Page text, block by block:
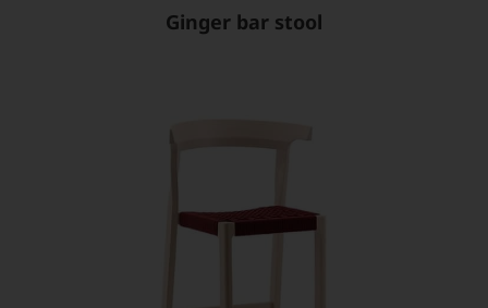
Ginger bar stool